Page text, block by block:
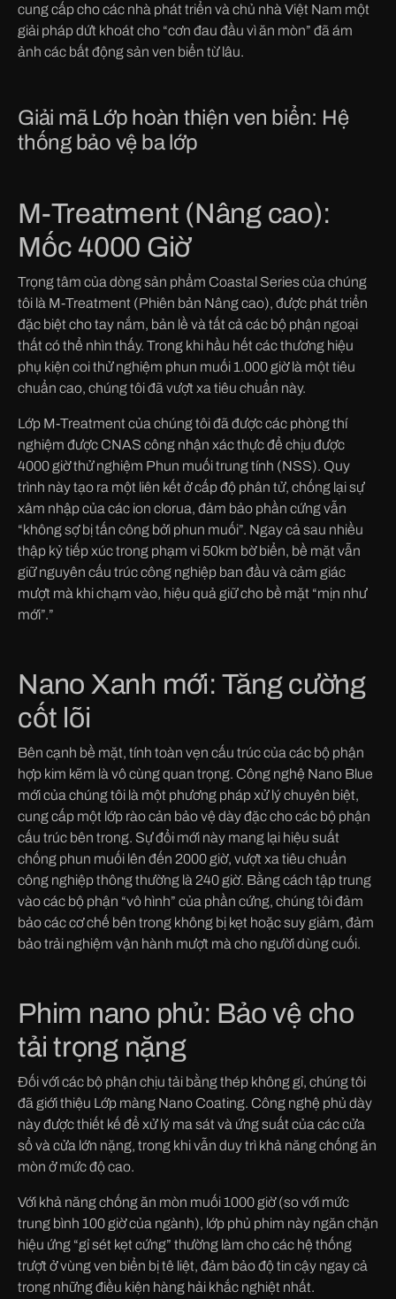
cung cấp cho các nhà phát triển và chủ nhà Việt Nam một
giải pháp dứt khoát cho “cơn đau đầu vì ăn mòn” đã ám
ảnh các bất động sản ven biển từ lâu.
Giải mã Lớp hoàn thiện ven biển: Hệ
thống bảo vệ ba lớp
M-Treatment (Nâng cao):
Mốc 4000 Giờ
Trọng tâm của dòng sản phẩm Coastal Series của chúng
tôi là M-Treatment (Phiên bản Nâng cao), được phát triển
đặc biệt cho tay nắm, bản lề và tất cả các bộ phận ngoại
thất có thể nhìn thấy. Trong khi hầu hết các thương hiệu
phụ kiện coi thử nghiệm phun muối 1.000 giờ là một tiêu
chuẩn cao, chúng tôi đã vượt xa tiêu chuẩn này.
Lớp M-Treatment của chúng tôi đã được các phòng thí
nghiệm được CNAS công nhận xác thực để chịu được
4000 giờ thử nghiệm Phun muối trung tính (NSS). Quy
trình này tạo ra một liên kết ở cấp độ phân tử, chống lại sự
xâm nhập của các ion clorua, đảm bảo phần cứng vẫn
“không sợ bị tấn công bởi phun muối”. Ngay cả sau nhiều
thập kỷ tiếp xúc trong phạm vi 50km bờ biển, bề mặt vẫn
giữ nguyên cấu trúc công nghiệp ban đầu và cảm giác
mượt mà khi chạm vào, hiệu quả giữ cho bề mặt “mịn như
mới”.”
Nano Xanh mới: Tăng cường
cốt lõi
Bên cạnh bề mặt, tính toàn vẹn cấu trúc của các bộ phận
hợp kim kẽm là vô cùng quan trọng. Công nghệ Nano Blue
mới của chúng tôi là một phương pháp xử lý chuyên biệt,
cung cấp một lớp rào cản bảo vệ dày đặc cho các bộ phận
cấu trúc bên trong. Sự đổi mới này mang lại hiệu suất
chống phun muối lên đến 2000 giờ, vượt xa tiêu chuẩn
công nghiệp thông thường là 240 giờ. Bằng cách tập trung
vào các bộ phận “vô hình” của phần cứng, chúng tôi đảm
bảo các cơ chế bên trong không bị kẹt hoặc suy giảm, đảm
bảo trải nghiệm vận hành mượt mà cho người dùng cuối.
Phim nano phủ: Bảo vệ cho
tải trọng nặng
Đối với các bộ phận chịu tải bằng thép không gỉ, chúng tôi
đã giới thiệu Lớp màng Nano Coating. Công nghệ phủ dày
này được thiết kế để xử lý ma sát và ứng suất của các cửa
sổ và cửa lớn nặng, trong khi vẫn duy trì khả năng chống ăn
mòn ở mức độ cao.
Với khả năng chống ăn mòn muối 1000 giờ (so với mức
trung bình 100 giờ của ngành), lớp phủ phim này ngăn chặn
hiệu ứng “gỉ sét kẹt cứng” thường làm cho các hệ thống
trượt ở vùng ven biển bị tê liệt, đảm bảo độ tin cậy ngay cả
trong những điều kiện hàng hải khắc nghiệt nhất.